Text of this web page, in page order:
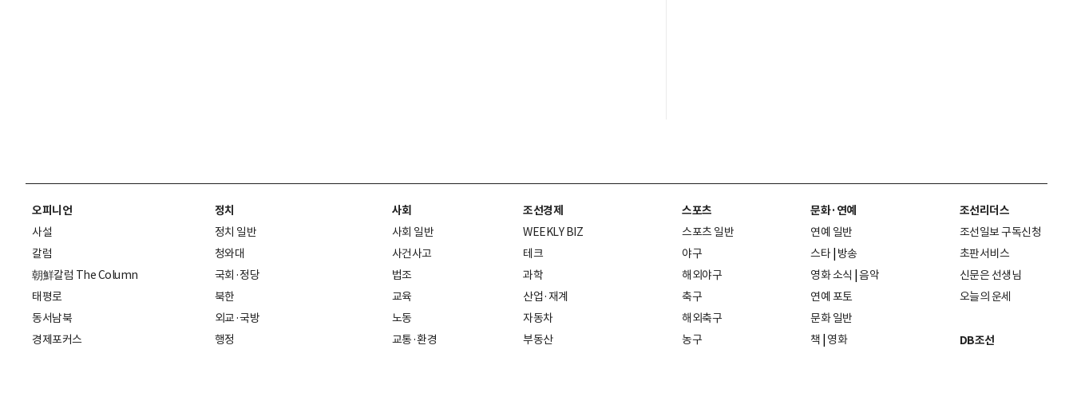
오피니언
사설
칼럼
朝鮮칼럼 The Column
태평로
동서남북
경제포커스
정치
정치 일반
청와대
국회·정당
북한
외교·국방
행정
사회
사회 일반
사건사고
법조
교육
노동
교통·환경
조선경제
WEEKLY BIZ
테크
과학
산업·재계
자동차
부동산
스포츠
스포츠 일반
야구
해외야구
축구
해외축구
농구
문화·연예
연예 일반
스타 방송
영화 소식 음악
연예 포토
문화 일반
책
영화
조선리더스
조선일보 구독신청
초판서비스
신문은 선생님
오늘의 운세
DB조선